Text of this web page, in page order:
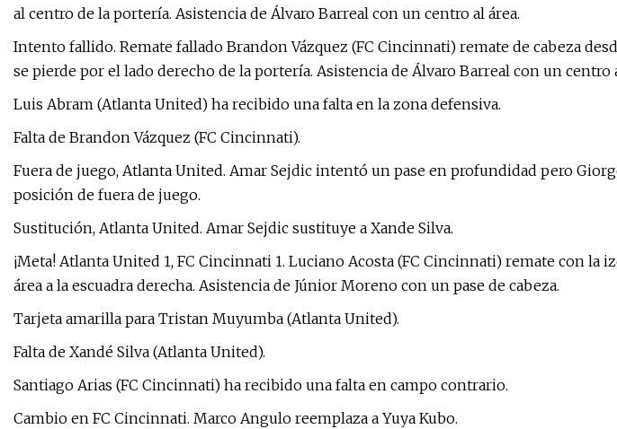
al centro de la portería. Asistencia de Álvaro Barreal con un centro al área.
Intento fallido. Remate fallado Brandon Vázquez (FC Cincinnati) remate de cabeza
se pierde por el lado derecho de la portería. Asistencia de Álvaro Barreal con un centro
Luis Abram (Atlanta United) ha recibido una falta en la zona defensiva.
Falta de Brandon Vázquez (FC Cincinnati).
Fuera de juego, Atlanta United. Amar Sejdic intentó un pase en profundidad pero
posición de fuera de juego.
Sustitución, Atlanta United. Amar Sejdic sustituye a Xande Silva.
¡Meta! Atlanta United 1, FC Cincinnati 1. Luciano Acosta (FC Cincinnati) remate con la
área a la escuadra derecha. Asistencia de Júnior Moreno con un pase de cabeza.
Tarjeta amarilla para Tristan Muyumba (Atlanta United).
Falta de Xandé Silva (Atlanta United).
Santiago Arias (FC Cincinnati) ha recibido una falta en campo contrario.
Cambio en FC Cincinnati. Marco Angulo reemplaza a Yuya Kubo.